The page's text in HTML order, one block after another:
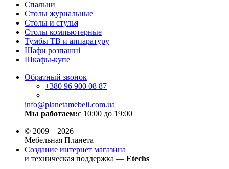
Спальни
Столы журнальные
Столы и стулья
Столы компьютерные
Тумбы ТВ и аппаратуру
Шафи розпашні
Шкафы-купе
Обратный звонок
+380 96 900 08 87
info@planetamebeli.com.ua
Мы работаем:с 10:00 до 19:00
© 2009—2026
Мебельная Планета
Создание интернет магазина
и техническая поддержка — Etechs